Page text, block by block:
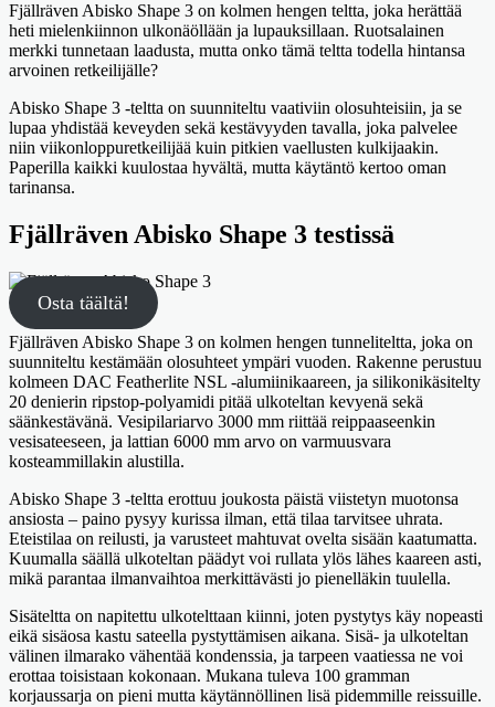
Fjällräven Abisko Shape 3 on kolmen hengen teltta, joka herättää
heti mielenkiinnon ulkonäöllään ja lupauksillaan. Ruotsalainen
merkki tunnetaan laadusta, mutta onko tämä teltta todella hintansa
arvoinen retkeilijälle?
Abisko Shape 3 -teltta on suunniteltu vaativiin olosuhteisiin, ja se
lupaa yhdistää keveyden sekä kestävyyden tavalla, joka palvelee
niin viikonloppuretkeilijää kuin pitkien vaellusten kulkijaakin.
Paperilla kaikki kuulostaa hyvältä, mutta käytäntö kertoo oman
tarinansa.
Fjällräven Abisko Shape 3 testissä
Osta täältä!
Fjällräven Abisko Shape 3 on kolmen hengen tunneliteltta, joka on
suunniteltu kestämään olosuhteet ympäri vuoden. Rakenne perustuu
kolmeen DAC Featherlite NSL -alumiinikaareen, ja silikonikäsitelty
20 denierin ripstop-polyamidi pitää ulkoteltan kevyenä sekä
säänkestävänä. Vesipilariarvo 3000 mm riittää reippaaseenkin
vesisateeseen, ja lattian 6000 mm arvo on varmuusvara
kosteammillakin alustilla.
Abisko Shape 3 -teltta erottuu joukosta päistä viistetyn muotonsa
ansiosta – paino pysyy kurissa ilman, että tilaa tarvitsee uhrata.
Eteistilaa on reilusti, ja varusteet mahtuvat ovelta sisään kaatumatta.
Kuumalla säällä ulkoteltan päädyt voi rullata ylös lähes kaareen asti,
mikä parantaa ilmanvaihtoa merkittävästi jo pienelläkin tuulella.
Sisäteltta on napitettu ulkotelttaan kiinni, joten pystytys käy nopeasti
eikä sisäosa kastu sateella pystyttämisen aikana. Sisä- ja ulkoteltan
välinen ilmarako vähentää kondenssia, ja tarpeen vaatiessa ne voi
erottaa toisistaan kokonaan. Mukana tuleva 100 gramman
korjaussarja on pieni mutta käytännöllinen lisä pidemmille reissuille.